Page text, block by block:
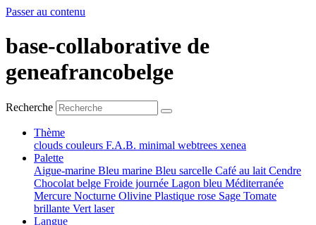
Passer au contenu
base-collaborative de
geneafrancobelge
Recherche
Thème
clouds couleurs F.A.B. minimal webtrees xenea
Palette
Aigue-marine Bleu marine Bleu sarcelle Café au lait Cendre
Chocolat belge Froide journée Lagon bleu Méditerranée
Mercure Nocturne Olivine Plastique rose Sage Tomate
brillante Vert laser
Langue